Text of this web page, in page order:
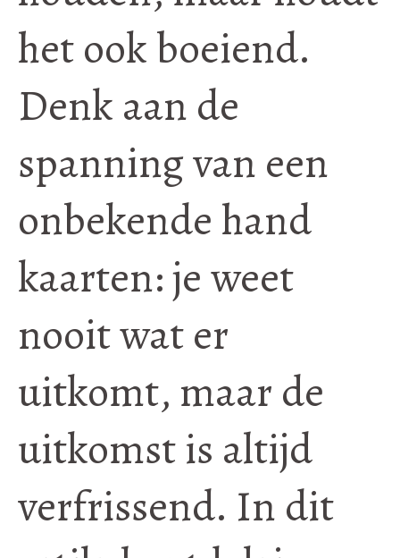
het ook boeiend.
Denk aan de
spanning van een
onbekende hand
kaarten: je weet
nooit wat er
uitkomt, maar de
uitkomst is altijd
verfrissend. In dit